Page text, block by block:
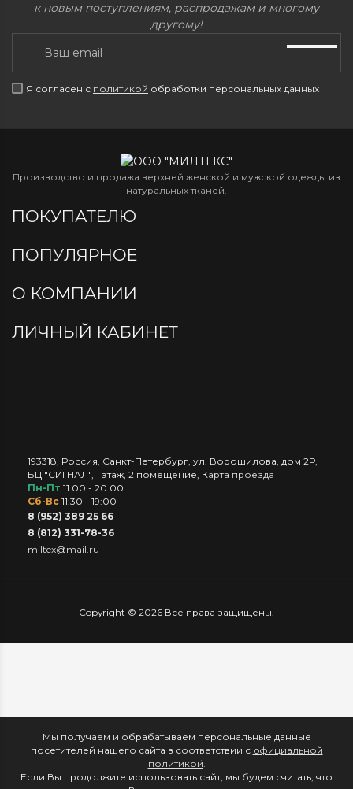
к новым поступлениям, распродажам и многому
другому!
Я согласен с политикой обработки персональных данных
Производство и продажа верхней женской и мужской одежды из
натуральных тканей.
ПОКУПАТЕЛЮ
ПОПУЛЯРНОЕ
О КОМПАНИИ
ЛИЧНЫЙ КАБИНЕТ
193318, Россия, Санкт-Петербург, ул. Ворошилова, дом 2Р,
БЦ "СИГНАЛ", 1 этаж, 2 помещение, Карта проезда
Пн-Пт 11:00 - 20:00
Сб-Вс 11:30 - 19:00
8 (952) 389 25 66
8 (812) 331-78-36
miltex@mail.ru
Мы получаем и обрабатываем персональные данные
посетителей нашего сайта в соответствии с официальной
политикой.
Если Вы продолжите использовать сайт, мы будем считать, что
Copyright © 2026 Все права защищены.